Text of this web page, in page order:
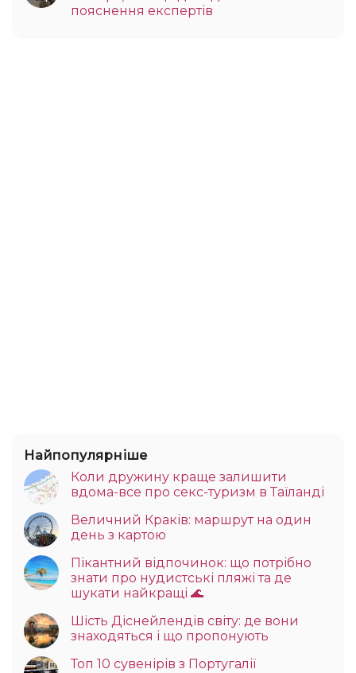
пояснення експертів
Найпопулярніше
Коли дружину краще залишити
вдома-все про секс-туризм в Таїланді
Величний Краків: маршрут на один
день з картою
Пікантний відпочинок: що потрібно
знати про нудистські пляжі та де
шукати найкращі 🌊
Шість Діснейлендів світу: де вони
знаходяться і що пропонують
Топ 10 сувенірів з Португалії